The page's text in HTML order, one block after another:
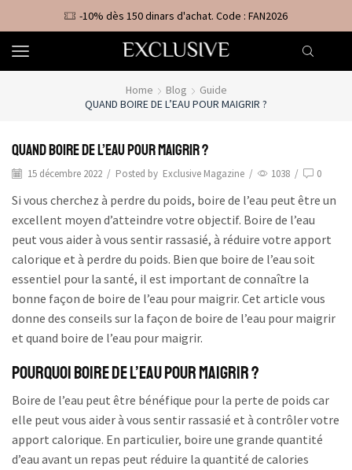
-10% dès 150 dinars d'achat. Code : FAN2026
Home Blog
Guide
QUAND BOIRE DE L’EAU POUR MAIGRIR ?
Quand boire de l’eau pour maigrir ?
15 décembre 2022 / Posted by Exclusive Magazine / 1038 / 0
Si vous cherchez à perdre du poids, boire de l’eau peut être un
excellent moyen d’atteindre votre objectif. Boire de l’eau
peut vous aider à vous sentir rassasié, à réduire votre apport
calorique et à perdre du poids. Bien que boire de l’eau soit
essentiel pour la santé, il est important de connaître la
bonne façon de boire de l’eau pour maigrir. Cet article vous
donne des conseils sur la façon de boire de l’eau pour maigrir
et quand boire de l’eau pour maigrir.
Pourquoi boire de l’eau pour maigrir ?
Boire de l’eau peut être bénéfique pour la perte de poids car
elle peut vous aider à vous sentir rassasié et à contrôler votre
apport calorique. En particulier, boire une grande quantité
d’eau avant un repas peut réduire la quantité de calories